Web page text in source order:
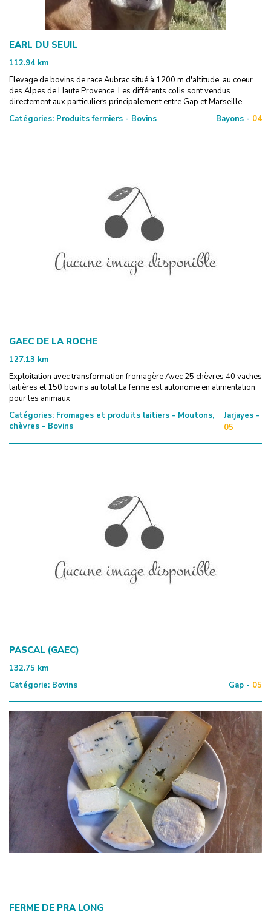
EARL DU SEUIL
112.94 km
Elevage de bovins de race Aubrac situé à 1200 m d'altitude, au coeur
des Alpes de Haute Provence. Les différents colis sont vendus
directement aux particuliers principalement entre Gap et Marseille.
Catégories: Produits fermiers - Bovins Bayons - 04
GAEC DE LA ROCHE
127.13 km
Exploitation avec transformation fromagère Avec 25 chèvres 40 vaches
laitières et 150 bovins au total La ferme est autonome en alimentation
pour les animaux
Catégories: Fromages et produits laitiers - Moutons,
chèvres - Bovins
Jarjayes -
05
PASCAL (GAEC)
132.75 km
Catégorie: Bovins Gap - 05
FERME DE PRA LONG